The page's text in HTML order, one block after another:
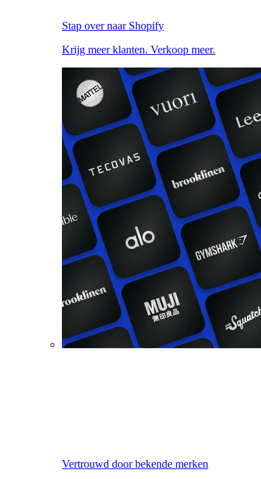
Stap over naar Shopify
Krijg meer klanten. Verkoop meer.
Vertrouwd door bekende merken